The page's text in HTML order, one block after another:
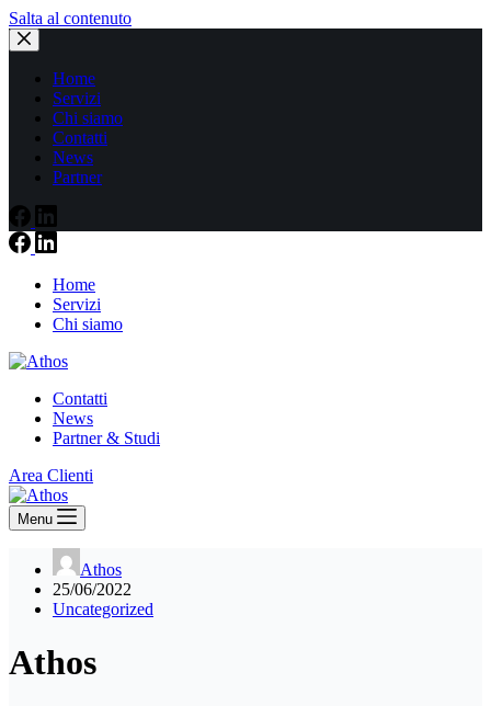
Salta al contenuto
Home
Servizi
Chi siamo
Contatti
News
Partner
Home
Servizi
Chi siamo
Contatti
News
Partner & Studi
Area Clienti
Menu
Athos
25/06/2022
Uncategorized
Athos